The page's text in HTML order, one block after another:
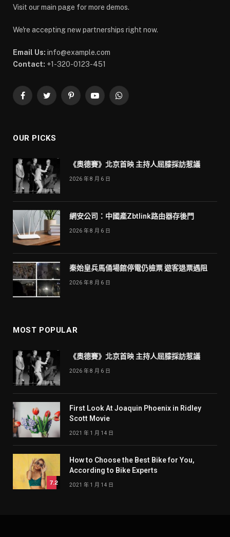
Visit our main page for more demos.
We're accepting new partnerships right now.
Email Us: info@example.com
Contact: +1-320-0123-451
FacebookTwitterPinterestYouTubeWhatsApp
OUR PICKS
《奧德賽》北京首映 主持人屈膝採訪惹議
2026 年 8 月 6 日
網安公司：中國產Zbtlink路由器存後門
2026 年 8 月 6 日
秦始皇兵馬俑場館停電仍檢票 遊客退票遇阻
2026 年 8 月 6 日
MOST POPULAR
《奧德賽》北京首映 主持人屈膝採訪惹議
2026 年 8 月 6 日
First Look At Joaquin Phoenix in Ridley
Scott Movie
2021 年 1 月 14 日
7.2
How to Choose the Best Bike for You,
According to Bike Experts
2021 年 1 月 14 日